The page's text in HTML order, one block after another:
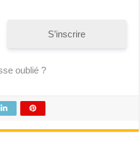
S’inscrire
oublié ?